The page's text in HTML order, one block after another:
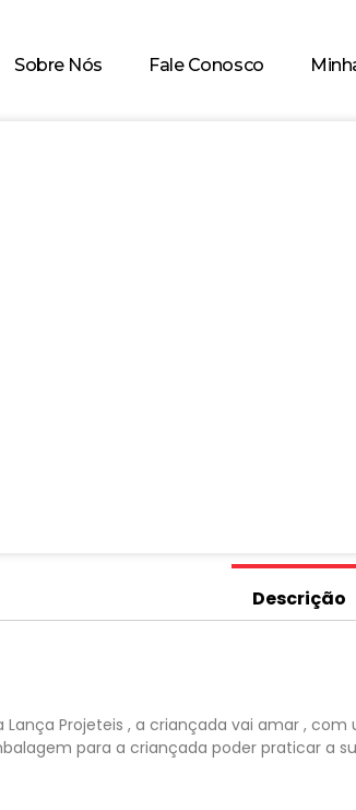
Sobre Nós Fale Conosco
Descrição
Projeteis , a criançada vai amar ,
para a criançada poder praticar a